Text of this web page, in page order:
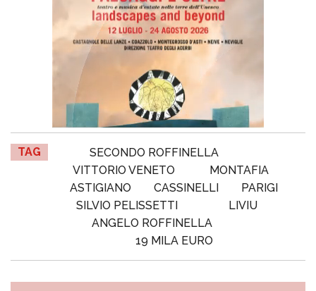
TAG
SECONDO ROFFINELLA
VITTORIO VENETO
MONTAFIA
ASTIGIANO
CASSINELLI
PARIGI
SILVIO PELISSETTI
LIVIU
ANGELO ROFFINELLA
19 MILA EURO